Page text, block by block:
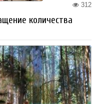
312
количества